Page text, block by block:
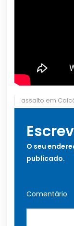
assalto em
O seu
publicado.
Comentário